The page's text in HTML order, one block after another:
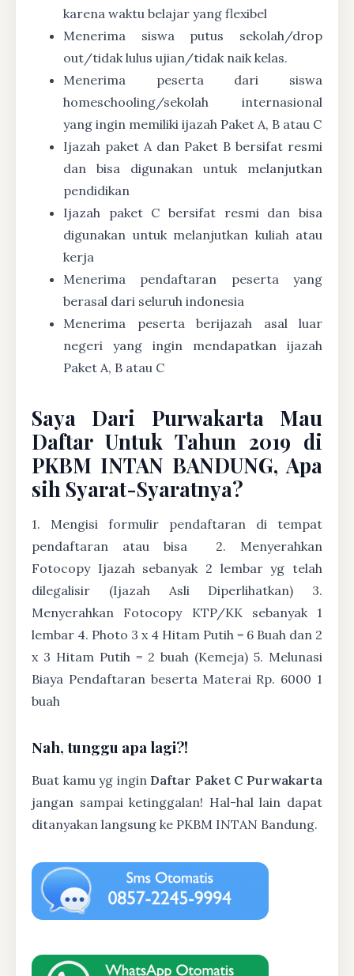
karena waktu belajar yang flexibel
Menerima siswa putus sekolah/drop
out/tidak lulus ujian/tidak naik kelas.
Menerima peserta dari siswa
homeschooling/sekolah internasional
yang ingin memiliki ijazah Paket A, B atau C
Ijazah paket A dan Paket B bersifat resmi
dan bisa digunakan untuk melanjutkan
pendidikan
Ijazah paket C bersifat resmi dan bisa
digunakan untuk melanjutkan kuliah atau
kerja
Menerima pendaftaran peserta yang
berasal dari seluruh indonesia
Menerima peserta berijazah asal luar
negeri yang ingin mendapatkan ijazah
Paket A, B atau C
Saya Dari Purwakarta Mau
Daftar Untuk Tahun 2019 di
PKBM INTAN BANDUNG, Apa
sih Syarat-Syaratnya?
1. Mengisi formulir pendaftaran di tempat
pendaftaran atau bisa
2. Menyerahkan
Fotocopy Ijazah sebanyak 2 lembar yg telah
dilegalisir (Ijazah Asli Diperlihatkan) 3.
Menyerahkan Fotocopy KTP/KK sebanyak 1
lembar 4. Photo 3 x 4 Hitam Putih = 6 Buah dan 2
x 3 Hitam Putih = 2 buah (Kemeja) 5. Melunasi
Biaya Pendaftaran beserta Materai Rp. 6000 1
buah
Nah, tunggu apa lagi?!
Buat kamu yg ingin Daftar Paket C Purwakarta
jangan sampai ketinggalan! Hal-hal lain dapat
ditanyakan langsung ke PKBM INTAN Bandung.